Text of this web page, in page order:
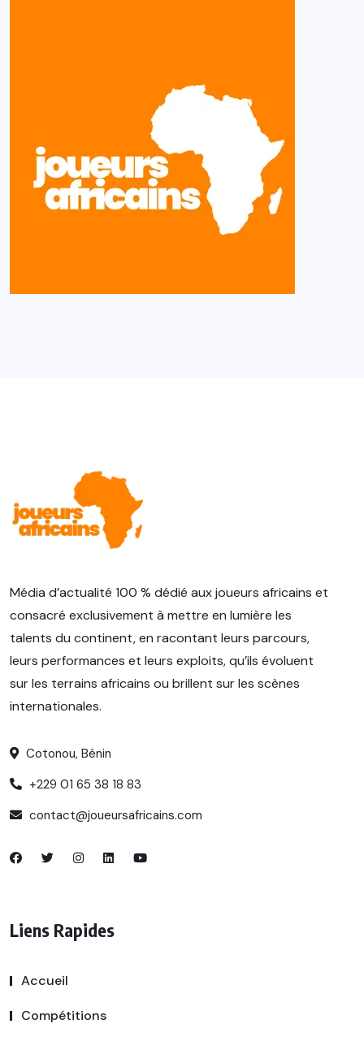
Média d’actualité 100 % dédié aux joueurs africains et
consacré exclusivement à mettre en lumière les
talents du continent, en racontant leurs parcours,
leurs performances et leurs exploits, qu’ils évoluent
sur les terrains africains ou brillent sur les scènes
internationales.
Cotonou, Bénin
+229 01 65 38 18 83
contact@joueursafricains.com
Liens Rapides
Accueil
Compétitions